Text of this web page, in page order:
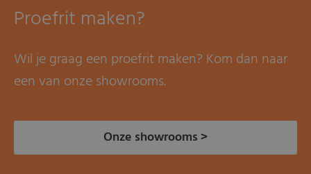
Proefrit maken?
Wil je graag een proefrit maken? Kom dan naar
een van onze showrooms.
Onze showrooms >